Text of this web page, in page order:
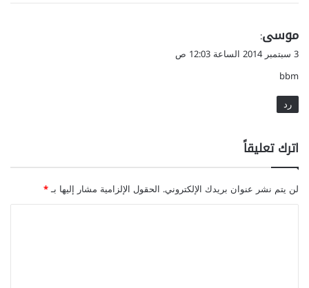
ي
ق
ل
موسى:
3 سبتمبر 2014 الساعة 12:03 ص
bbm
رد
اترك تعليقاً
لن يتم نشر عنوان بريدك الإلكتروني. الحقول الإلزامية مشار إليها بـ*